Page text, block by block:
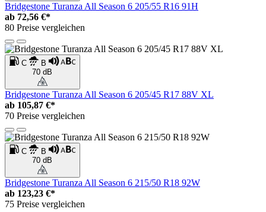
Bridgestone Turanza All Season 6 205/55 R16 91H
ab 72,56 €*
80 Preise vergleichen
C
B
70 dB
Bridgestone Turanza All Season 6 205/45 R17 88V XL
ab 105,87 €*
70 Preise vergleichen
C
B
70 dB
Bridgestone Turanza All Season 6 215/50 R18 92W
ab 123,23 €*
75 Preise vergleichen